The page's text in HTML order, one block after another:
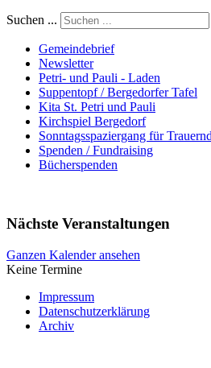
Suchen ...
Gemeindebrief
Newsletter
Petri- und Pauli - Laden
Suppentopf / Bergedorfer Tafel
Kita St. Petri und Pauli
Kirchspiel Bergedorf
Sonntagsspaziergang für
Spenden / Fundraising
Bücherspenden
Nächste Veranstaltungen
Ganzen Kalender ansehen
Keine Termine
Impressum
Datenschutzerklärung
Archiv